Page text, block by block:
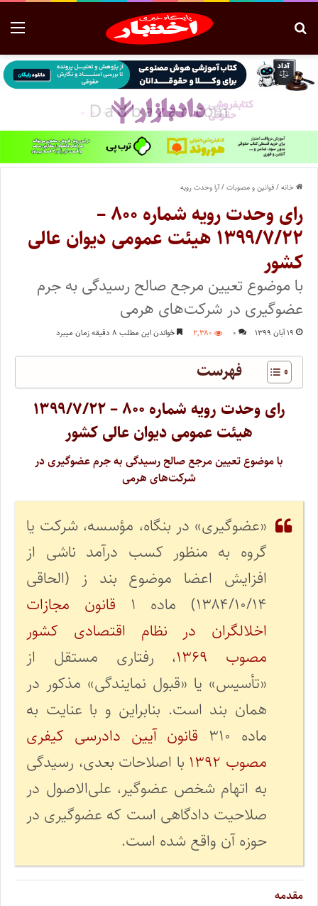
خانه/قوانین و مصوبات/آرا وحدت رویه
رای وحدت رویه شماره ۸۰۰ –
۱۳۹۹/۷/۲۲ هیئت عمومی دیوان عالی
کشور
با موضوع تعیین مرجع صالح رسیدگی به جرم
عضوگیری در شرکت‌های هرمی
۱۹ آبان ۱۳۹۹ ۰ ۲,۳۸۰ خواندن این مطلب ۸ دقیقه زمان میبرد
فهرست
رای وحدت رویه شماره ۸۰۰ – ۱۳۹۹/۷/۲۲
هیئت عمومی دیوان عالی کشور
با موضوع تعیین مرجع صالح رسیدگی به جرم عضوگیری در
شرکت‌های هرمی
«عضوگیری» در بنگاه، مؤسسه، شرکت یا
گروه به منظور کسب درآمد ناشی از
افزایش اعضا موضوع بند ز (الحاقی
۱۳۸۴/۱۰/۱۴) ماده ۱
قانون مجازات
اخلالگران در نظام اقتصادی کشور
مصوب ۱۳۶۹
، رفتاری مستقل از
«تأسیس» یا «قبول نمایندگی» مذکور در
همان بند است. بنابراین و با عنایت به
ماده ۳۱۰
قانون آیین دادرسی کیفری
مصوب ۱۳۹۲
با اصلاحات بعدی، رسیدگی
به اتهام شخص عضوگیر، علی‌الاصول در
صلاحیت دادگاهی است که عضوگیری در
حوزه آن واقع شده است.
مقدمه